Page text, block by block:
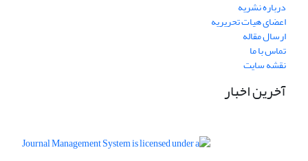
درباره نشریه
اعضای هیات تحریریه
ارسال مقاله
تماس با ما
نقشه سایت
آخرین اخبار